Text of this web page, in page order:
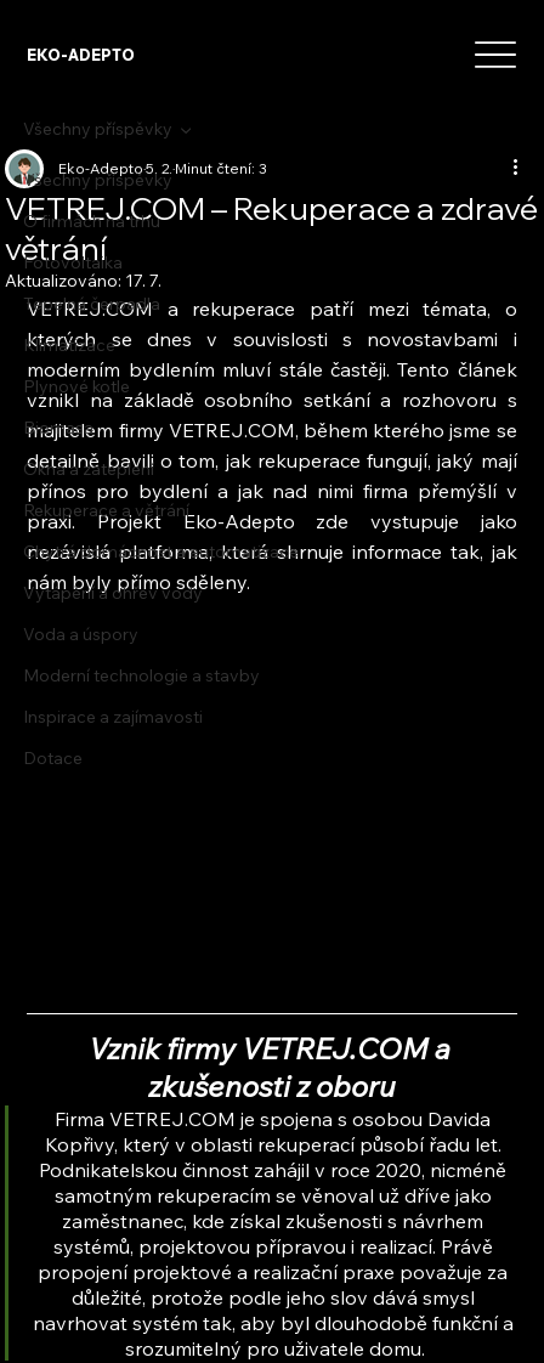
EKO-ADEPTO
Všechny příspěvky
O firmách na trhu
Fotovoltaika
Tepelná čerpadla
Klimatizace
Plynové kotle
Biomasa
Okna a zateplení
Rekuperace a větrání
Chytrá domácnost a automatizace
Vytápění a ohřev vody
Voda a úspory
Moderní technologie a stavby
Inspirace a zajímavosti
Dotace
Všechny příspěvky
VETREJ.COM – Rekuperace a zdravé
větrání
Eko-Adepto5. 2.Minut čtení: 3
Aktualizováno: 17. 7.
VETREJ.COM a rekuperace patří mezi témata, o
kterých se dnes v souvislosti s novostavbami i
moderním bydlením mluví stále častěji. Tento článek
vznikl na základě osobního setkání a rozhovoru s
majitelem firmy VETREJ.COM, během kterého jsme se
detailně bavili o tom, jak rekuperace fungují, jaký mají
přínos pro bydlení a jak nad nimi firma přemýšlí v
praxi. Projekt Eko-Adepto zde vystupuje jako
nezávislá platforma, která shrnuje informace tak, jak
nám byly přímo sděleny.
Vznik firmy VETREJ.COM a
zkušenosti z oboru
Firma VETREJ.COM je spojena s osobou Davida
Kopřivy, který v oblasti rekuperací působí řadu let.
Podnikatelskou činnost zahájil v roce 2020, nicméně
samotným rekuperacím se věnoval už dříve jako
zaměstnanec, kde získal zkušenosti s návrhem
systémů, projektovou přípravou i realizací. Právě
propojení projektové a realizační praxe považuje za
důležité, protože podle jeho slov dává smysl
navrhovat systém tak, aby byl dlouhodobě funkční a
srozumitelný pro uživatele domu.